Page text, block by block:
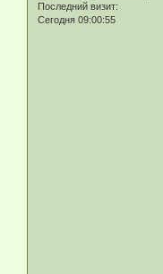
Последний визит:
Сегодня 09:00:55